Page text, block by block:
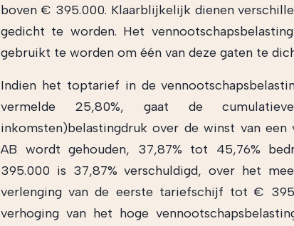
boven € 395.000. Klaarblijkelijk dienen
gedicht te worden. Het
gebruikt te worden om één van deze gaten te
Indien het toptarief in de
vermelde 25,80%, gaat de
inkomsten)belastingdruk over de winst van een
AB wordt gehouden, 37,87% tot 45,76%
395.000 is 37,87% verschuldigd, over het
verlenging van de eerste tariefschijf tot €
verhoging van het hoge